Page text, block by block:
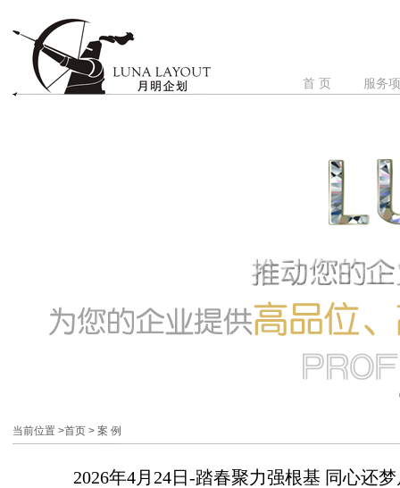
首 页 服务
当前位置 >首页 > 案 例
2026年4月24日-踏春聚力强根基 同心还